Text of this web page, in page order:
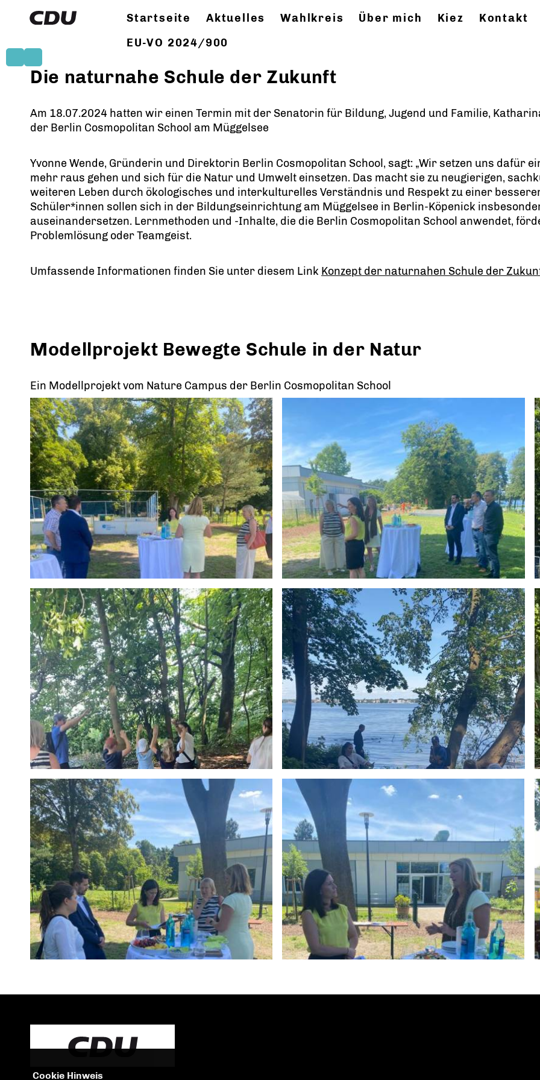
Startseite Aktuelles Wahlkreis Über mich Kiez
Kontakt
EU-VO 2024/900
Die naturnahe Schule der Zukunft
Am 18.07.2024 hatten wir einen Termin mit der Senatorin für Bildung, Jugend und Familie,
der Berlin Cosmopolitan School am Müggelsee
Yvonne Wende, Gründerin und Direktorin Berlin Cosmopolitan School, sagt: „Wir setzen uns dafür
mehr raus gehen und sich für die Natur und Umwelt einsetzen. Das macht sie zu neugierigen,
weiteren Leben durch ökologisches und interkulturelles Verständnis und Respekt zu einer
Schüler*innen sollen sich in der Bildungseinrichtung am Müggelsee in Berlin-Köpenick
auseinandersetzen. Lernmethoden und -Inhalte, die die Berlin Cosmopolitan School anwendet,
Problemlösung oder Teamgeist.
Umfassende Informationen finden Sie unter diesem Link Konzept der naturnahen Schule der
Modellprojekt Bewegte Schule in der Natur
Ein Modellprojekt vom Nature Campus der Berlin Cosmopolitan School
Cookie Hinweis